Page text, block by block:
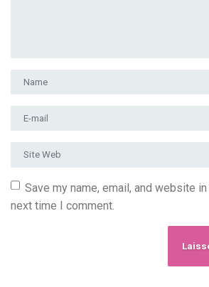
Prénom et nom
Adresse e-mail
Site Web
Save my name, email, and website
next time I comment.